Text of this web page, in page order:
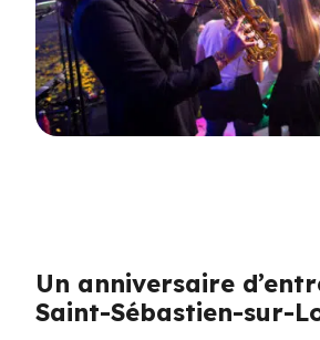
Un anniversaire
Saint-Sébastien-sur-